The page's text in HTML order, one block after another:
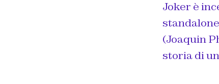
Joker è
(Joaquin
storia di